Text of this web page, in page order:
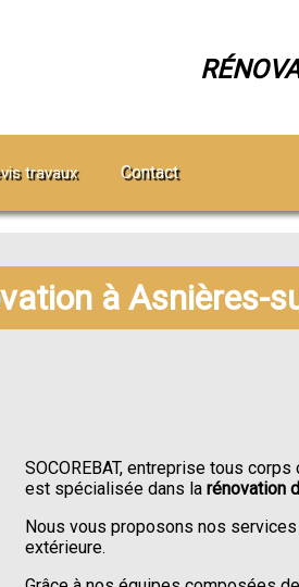
travaux Contact
à Asnières-
SOCOREBAT, entreprise tous corps
est spécialisée dans la rénovation
Nous vous proposons nos
extérieure.